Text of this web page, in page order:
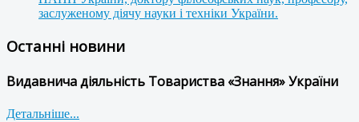
заслуженому діячу науки і техніки України.
Останні новини
Видавнича діяльність Товариства «Знання» України
Детальніше...